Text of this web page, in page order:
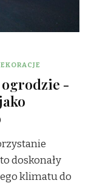
-
doskonały
klimatu do